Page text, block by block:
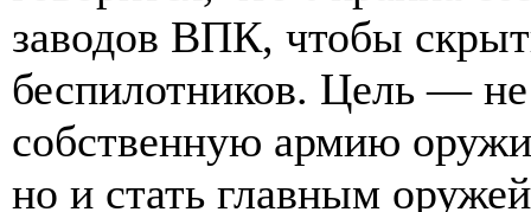
заводов ВПК, чтобы
беспилотников. Цель —
собственную армию
но и стать главным